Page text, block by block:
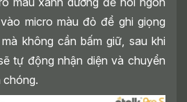
micro màu đỏ để ghi giọng
không cần bấm giữ, sau khi
tự động nhận diện và chuyển
chóng.